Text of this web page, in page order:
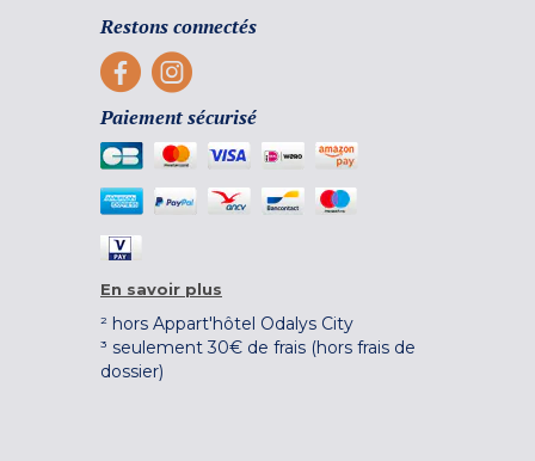
Restons connectés
Paiement sécurisé
En savoir plus
² hors Appart'hôtel Odalys City
³ seulement 30€ de frais (hors frais de
dossier)